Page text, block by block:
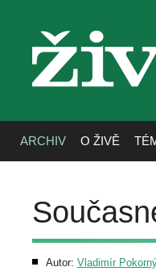
živa
ARCHIV O ŽIVĚ
Autor: Vladimír